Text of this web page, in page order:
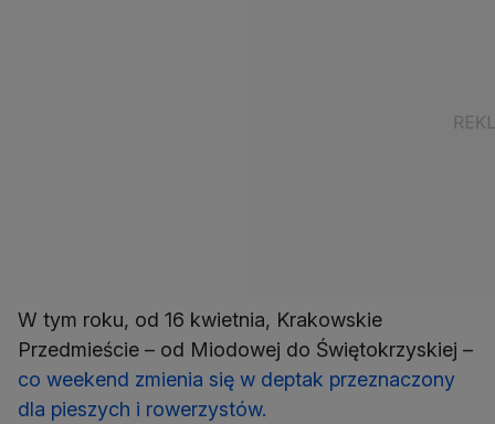
W tym roku, od 16 kwietnia, Krakowskie
Przedmieście – od Miodowej do Świętokrzyskiej –
co weekend zmienia się w deptak przeznaczony
dla pieszych i rowerzystów.